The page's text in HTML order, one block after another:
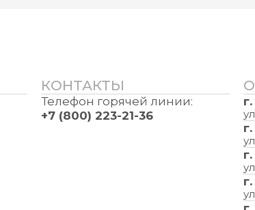
КОНТАКТЫ
Телефон горячей линии:
+7 (800) 223-21-36